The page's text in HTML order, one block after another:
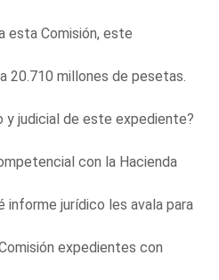
esta Comisión, este
20.710 millones de pesetas.
y judicial de este expediente?
con la Hacienda
informe jurídico les avala para
expedientes con